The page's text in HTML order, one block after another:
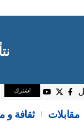
اشترك
مقابلات ثقافة و